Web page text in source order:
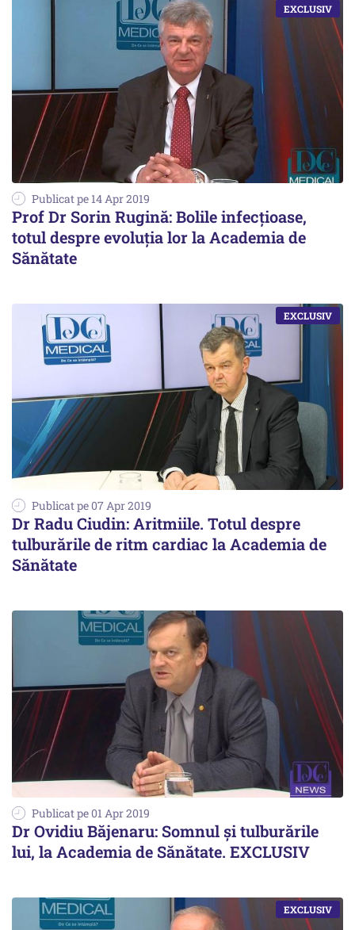
Publicat pe 14 Apr 2019
Prof Dr Sorin Rugină: Bolile infecțioase,
totul despre evoluția lor la Academia de
Sănătate
Publicat pe 07 Apr 2019
Dr Radu Ciudin: Aritmiile. Totul despre
tulburările de ritm cardiac la Academia de
Sănătate
Publicat pe 01 Apr 2019
Dr Ovidiu Băjenaru: Somnul și tulburările
lui, la Academia de Sănătate. EXCLUSIV